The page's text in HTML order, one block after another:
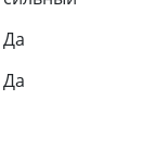
Да
Да